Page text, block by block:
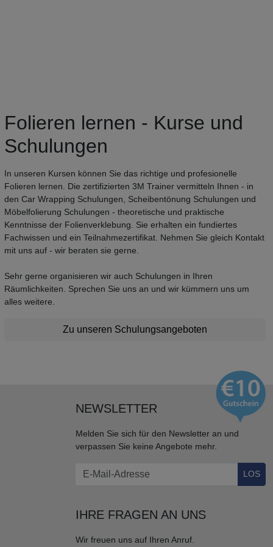
Folieren lernen - Kurse und
Schulungen
In unseren Kursen können Sie das richtige und profesionelle
Folieren lernen. Die zertifizierten 3M Trainer vermitteln Ihnen - in
den Car Wrapping Schulungen, Scheibentönung Schulungen und
Möbelfolierung Schulungen - theoretische und praktische
Kenntnisse der Folienverklebung. Sie erhalten ein fundiertes
Fachwissen und ein Teilnahmezertifikat. Nehmen Sie gleich Kontakt
mit uns auf - wir beraten sie gerne.
Sehr gerne organisieren wir auch Schulungen in Ihren
Räumlichkeiten. Sprechen Sie uns an und wir kümmern uns um
alles weitere.
Zu unseren Schulungsangeboten
NEWSLETTER
Melden Sie sich für den Newsletter an und
verpassen Sie keine Angebote mehr.
LOS
IHRE FRAGEN AN UNS
Wir freuen uns auf Ihren Anruf.